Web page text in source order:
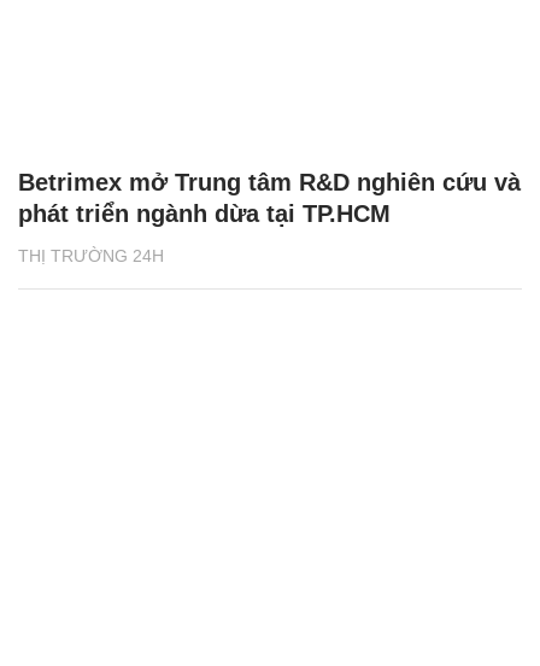
THỊ TRƯỜNG 24H
Betrimex mở Trung tâm R&D nghiên cứu và
phát triển ngành dừa tại TP.HCM